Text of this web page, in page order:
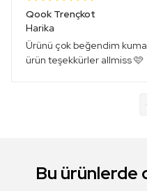
Qook Trençkot
Harika
Ürünü çok beğendim
ürün teşekkürler allmiss 🩷
Bu ürünlerde